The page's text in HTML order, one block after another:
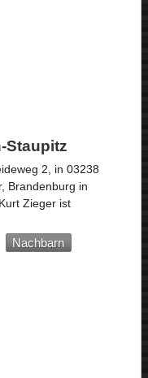
Staupitz
2, in 03238
Brandenburg in
Zieger ist
Nachbarn